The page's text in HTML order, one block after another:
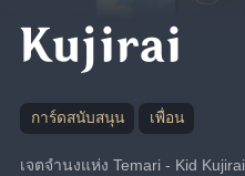
Kujirai
การ์ดสนับสนุน เพื่อน
เจตจำนงแห่ง Temari - Kid Kujirai